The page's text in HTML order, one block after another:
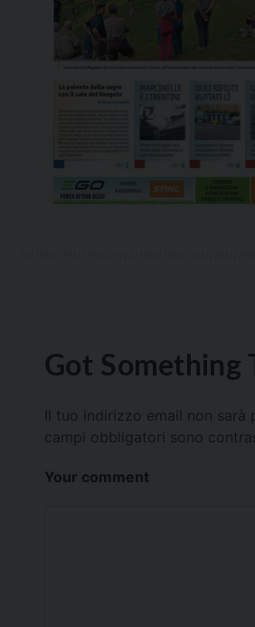
Got Something
Il tuo indirizzo email non sarà
campi obbligatori sono
Your comment